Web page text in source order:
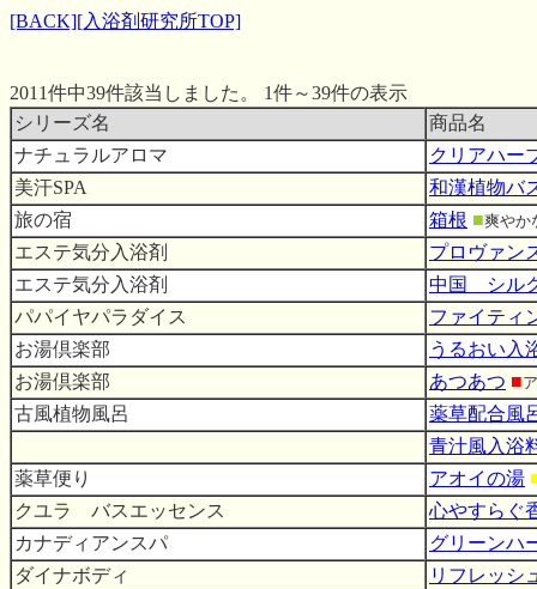
[BACK][入浴剤研究所TOP]
2011件中39件該当しました。 1件～39件の表示
シリーズ名
商品名
ナチュラルアロマ
クリアハー
美汗SPA
和漢植物バ
旅の宿
箱根 ■爽やか
エステ気分入浴剤
プロヴァ
エステ気分入浴剤
中国 シル
パパイヤパラダイス
ファイティ
お湯倶楽部
うるおい入
お湯倶楽部
あつあつ ■
古風植物風呂
薬草配合風
青汁風入浴
薬草便り
アオイの湯
クユラ バスエッセンス
心やすらぐ
カナディアンスパ
グリーンハ
ダイナボディ
リフレッシ